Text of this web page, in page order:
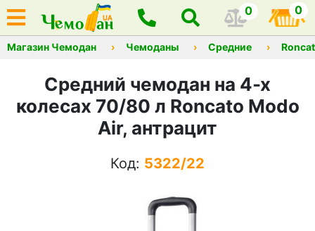
0 0
Магазин Чемодан Чемоданы Средние
Средний чемодан на 4-х
колесах 70/80 л Roncato Modo
Air, антрацит
Код: 5322/22